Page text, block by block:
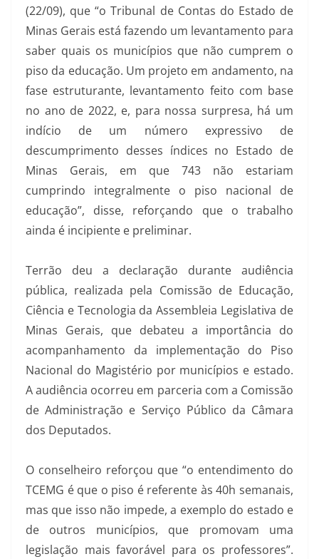
(22/09), que “o Tribunal de Contas do Estado de
Minas Gerais está fazendo um levantamento para
saber quais os municípios que não cumprem o
piso da educação. Um projeto em andamento, na
fase estruturante, levantamento feito com base
no ano de 2022, e, para nossa surpresa, há um
indício de um número expressivo de
descumprimento desses índices no Estado de
Minas Gerais, em que 743 não estariam
cumprindo integralmente o piso nacional de
educação”, disse, reforçando que o trabalho
ainda é incipiente e preliminar.
Terrão deu a declaração durante audiência
pública, realizada pela Comissão de Educação,
Ciência e Tecnologia da Assembleia Legislativa de
Minas Gerais, que debateu a importância do
acompanhamento da implementação do Piso
Nacional do Magistério por municípios e estado.
A audiência ocorreu em parceria com a Comissão
de Administração e Serviço Público da Câmara
dos Deputados.
O conselheiro reforçou que “o entendimento do
TCEMG é que o piso é referente às 40h semanais,
mas que isso não impede, a exemplo do estado e
de outros municípios, que promovam uma
legislação mais favorável para os professores”.